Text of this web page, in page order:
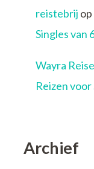
reistebrij op
Singles van
Wayra
Reizen
Archief